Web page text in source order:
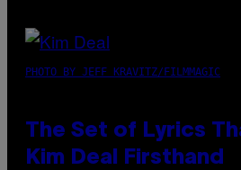
PHOTO BY JEFF KRAVITZ/FILMMAGIC
The Set of Lyrics
Kim Deal Firsthand